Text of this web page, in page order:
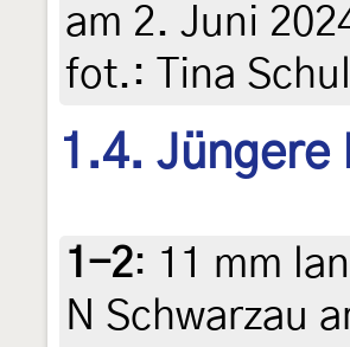
am 2. Juni
fot.: Tina
1.4. Jüngere
1-2: 11 mm
N Schwarzau